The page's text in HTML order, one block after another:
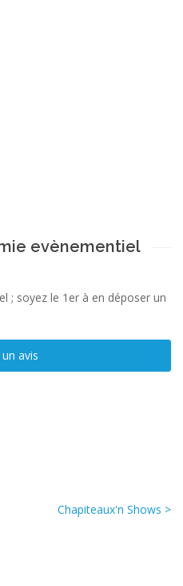
evènementiel
; soyez le 1er à en déposer un
avis
Chapiteaux'n Shows >